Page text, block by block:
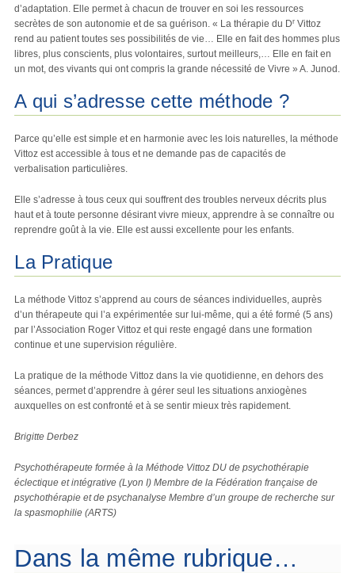
d’adaptation. Elle permet à chacun de trouver en soi les ressources
secrètes de son autonomie et de sa guérison. « La thérapie du Dr Vittoz
rend au patient toutes ses possibilités de vie… Elle en fait des hommes plus
libres, plus conscients, plus volontaires, surtout meilleurs,… Elle en fait en
un mot, des vivants qui ont compris la grande nécessité de Vivre » A. Junod.
A qui s’adresse cette méthode ?
Parce qu’elle est simple et en harmonie avec les lois naturelles, la méthode
Vittoz est accessible à tous et ne demande pas de capacités de
verbalisation particulières.
Elle s’adresse à tous ceux qui souffrent des troubles nerveux décrits plus
haut et à toute personne désirant vivre mieux, apprendre à se connaître ou
reprendre goût à la vie. Elle est aussi excellente pour les enfants.
La Pratique
La méthode Vittoz s’apprend au cours de séances individuelles, auprès
d’un thérapeute qui l’a expérimentée sur lui-même, qui a été formé (5 ans)
par l’Association Roger Vittoz et qui reste engagé dans une formation
continue et une supervision régulière.
La pratique de la méthode Vittoz dans la vie quotidienne, en dehors des
séances, permet d’apprendre à gérer seul les situations anxiogènes
auxquelles on est confronté et à se sentir mieux très rapidement.
Brigitte Derbez
Psychothérapeute formée à la Méthode Vittoz DU de psychothérapie
éclectique et intégrative (Lyon I) Membre de la Fédération française de
psychothérapie et de psychanalyse Membre d’un groupe de recherche sur
la spasmophilie (ARTS)
Dans la même rubrique…